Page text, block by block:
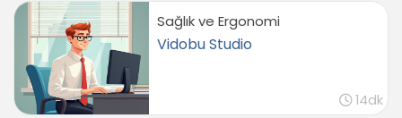
Sağlık ve Ergonomi
Vidobu Studio
14dk